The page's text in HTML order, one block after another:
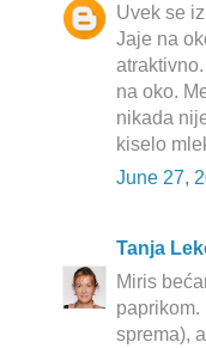
Uvek se
Jaje na
na oko.
nikada
kiselo
June 27,
Tanja
Miris
paprikom.
sprema),